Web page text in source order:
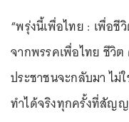
“พรุ่งนี้เพื่อไทย : เพื่อ
จากพรรคเพื่อไทย ชีวิ
ประชาชนจะกลับมา ไม่
ทำได้จริงทุกครั้งที่สัญญ